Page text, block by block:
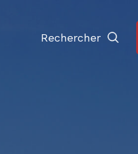
Rechercher